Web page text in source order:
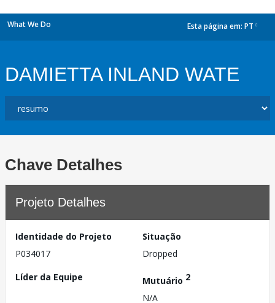
What We Do Esta página em: PT
DAMIETTA INLAND WATE
Chave Detalhes
Projeto Detalhes
Identidade do Projeto
P034017
Situação
Dropped
Líder da Equipe
Mutuário 2
N/A